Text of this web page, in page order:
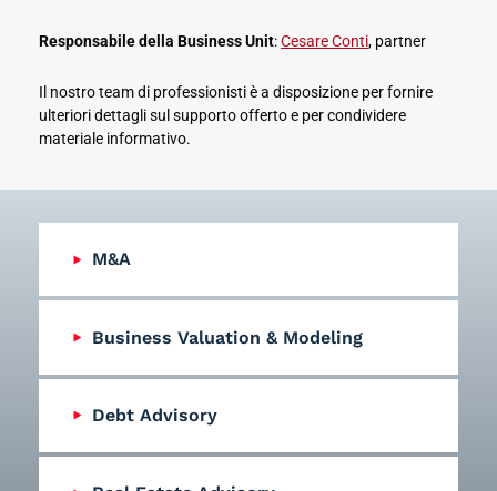
M&A
Business Valuation & Modeling
Debt Advisory
Responsabile della Business Unit:Cesare Conti, partner
Il nostro team di professionisti è a disposizione per fornire
ulteriori dettagli sul supporto offerto e per condividere
materiale informativo.